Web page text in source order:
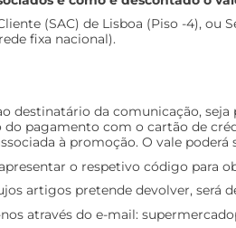
(SAC) de Lisboa (Piso -4),
fixa nacional).
destinatário da comunicação,
pagamento com o cartão de
à promoção. O vale poderá
o respetivo código
artigos pretende devolver,
através do e-mail: